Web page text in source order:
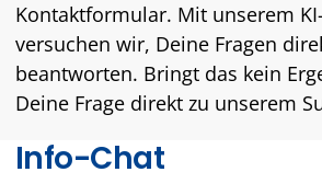
Kontaktformular. Mit unserem
versuchen wir, Deine Fragen
beantworten. Bringt das kein
Deine Frage direkt zu unserem
Info-Chat